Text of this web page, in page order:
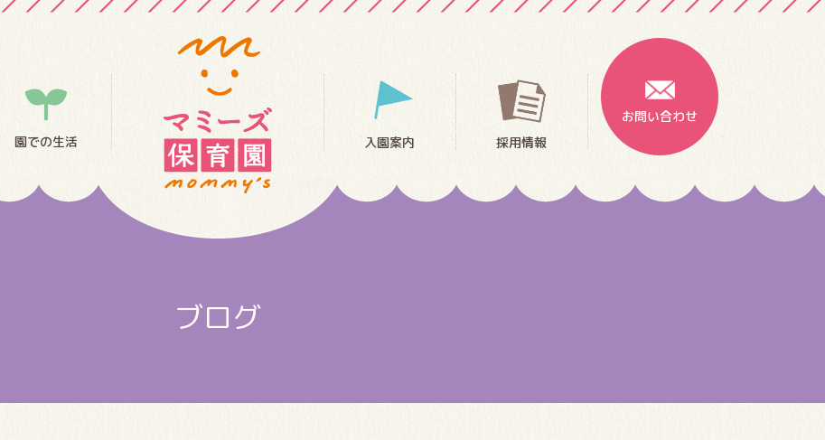
園での生活 入園案内 採用情報
お問い合わせ
ブログ